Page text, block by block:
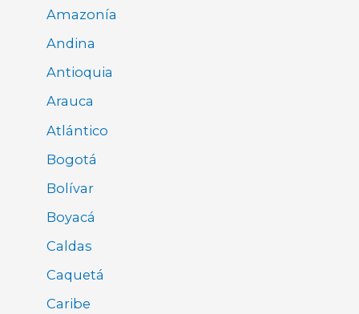
Amazonía
Andina
Antioquia
Arauca
Atlántico
Bogotá
Bolívar
Boyacá
Caldas
Caquetá
Caribe